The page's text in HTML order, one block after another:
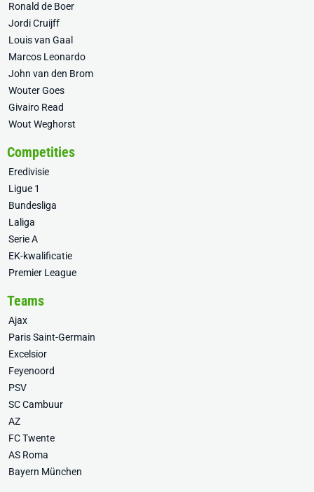
Ronald de Boer
Jordi Cruijff
Louis van Gaal
Marcos Leonardo
John van den Brom
Wouter Goes
Givairo Read
Wout Weghorst
Competities
Eredivisie
Ligue 1
Bundesliga
Laliga
Serie A
EK-kwalificatie
Premier League
Teams
Ajax
Paris Saint-Germain
Excelsior
Feyenoord
PSV
SC Cambuur
AZ
FC Twente
AS Roma
Bayern München